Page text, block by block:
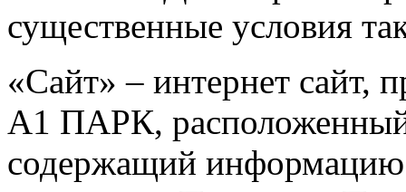
существенные условия
«Сайт» – интернет сайт,
А1 ПАРК,
содержащий